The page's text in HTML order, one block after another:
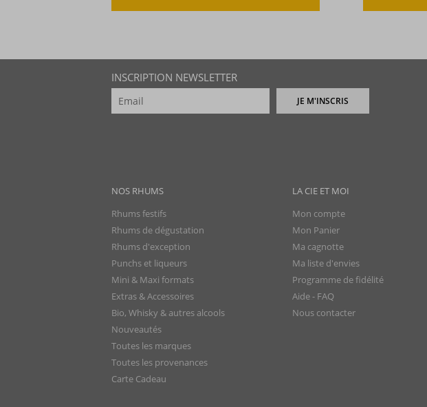
INSCRIPTION NEWSLETTER
JE M'INSCRIS
NOS RHUMS
Rhums festifs
Rhums de dégustation
Rhums d'exception
Punchs et liqueurs
Mini & Maxi formats
Extras & Accessoires
Bio, Whisky & autres alcools
Nouveautés
Toutes les marques
Toutes les provenances
Carte Cadeau
LA CIE ET MOI
Mon compte
Mon Panier
Ma cagnotte
Ma liste d'envies
Programme de fidélité
Aide - FAQ
Nous contacter